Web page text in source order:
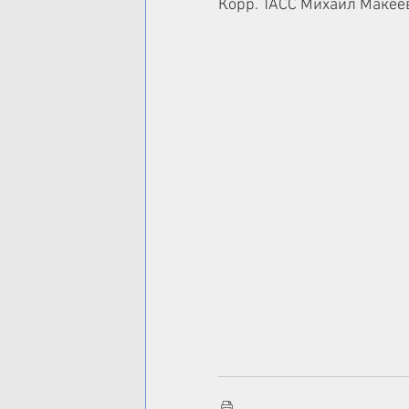
Корр. ТАСС Михаил